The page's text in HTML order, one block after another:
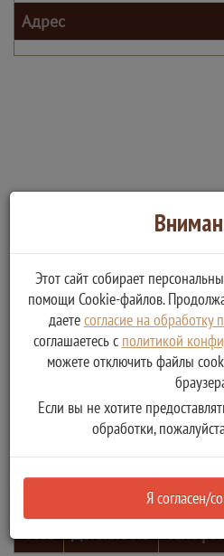
Адрес
ФИО
Должность
Этот сайт собирает
помощи Cookie-файлов.
даетесогласие на
соглашаетесь с политикой
можете отключить файлы
Если вы не хотите
обработки,
Я согласен/